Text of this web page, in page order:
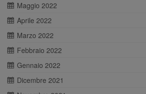
Maggio 2022
Aprile 2022
Marzo 2022
Febbraio 2022
Gennaio 2022
Dicembre 2021